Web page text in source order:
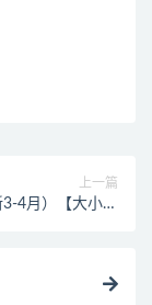
上一篇
4月）【大小约